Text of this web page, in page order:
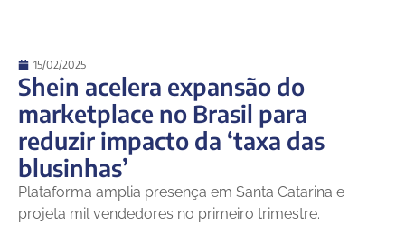
15/02/2025
Shein acelera expansão do
marketplace no Brasil para
reduzir impacto da ‘taxa das
blusinhas’
Plataforma amplia presença em Santa Catarina e
projeta mil vendedores no primeiro trimestre.